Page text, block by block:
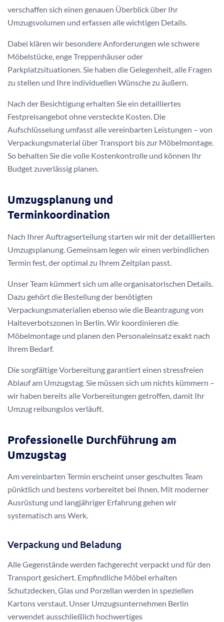
verschaffen sich einen genauen Überblick über Ihr
Umzugsvolumen und erfassen alle wichtigen Details.
Dabei klären wir besondere Anforderungen wie schwere
Möbelstücke, enge Treppenhäuser oder
Parkplatzsituationen. Sie haben die Gelegenheit, alle Fragen
zu stellen und Ihre individuellen Wünsche zu äußern.
Nach der Besichtigung erhalten Sie ein detailliertes
Festpreisangebot ohne versteckte Kosten. Die
Aufschlüsselung umfasst alle vereinbarten Leistungen – von
Verpackungsmaterial über Transport bis zur Möbelmontage.
So behalten Sie die volle Kostenkontrolle und können Ihr
Budget zuverlässig planen.
Umzugsplanung und
Terminkoordination
Nach Ihrer Auftragserteilung starten wir mit der detaillierten
Umzugsplanung. Gemeinsam legen wir einen verbindlichen
Termin fest, der optimal zu Ihrem Zeitplan passt.
Unser Team kümmert sich um alle organisatorischen Details.
Dazu gehört die Bestellung der benötigten
Verpackungsmaterialien ebenso wie die Beantragung von
Halteverbotszonen in Berlin. Wir koordinieren die
Möbelmontage und planen den Personaleinsatz exakt nach
Ihrem Bedarf.
Die sorgfältige Vorbereitung garantiert einen stressfreien
Ablauf am Umzugstag. Sie müssen sich um nichts kümmern –
wir haben bereits alle Vorbereitungen getroffen, damit Ihr
Umzug reibungslos verläuft.
Professionelle Durchführung am
Umzugstag
Am vereinbarten Termin erscheint unser geschultes Team
pünktlich und bestens vorbereitet bei Ihnen. Mit moderner
Ausrüstung und langjähriger Erfahrung gehen wir
systematisch ans Werk.
Verpackung und Beladung
Alle Gegenstände werden fachgerecht verpackt und für den
Transport gesichert. Empfindliche Möbel erhalten
Schutzdecken, Glas und Porzellan werden in speziellen
Kartons verstaut. Unser Umzugsunternehmen Berlin
verwendet ausschließlich hochwertiges